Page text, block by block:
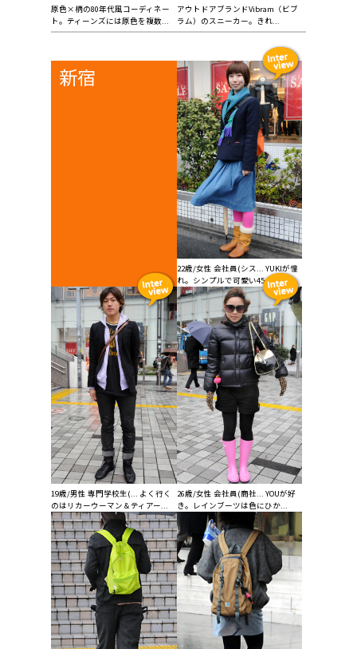
原色×柄の80年代風コーディネー
ト。ティーンズには原色を複数...
アウトドアブランドVibram（ビブ
ラム）のスニーカー。きれ...
新宿
22歳/女性 会社員(シス... YUKIが憧
れ。シンプルで可愛い45...
19歳/男性 専門学校生(... よく行く
のはリカーウーマン＆ティアー...
26歳/女性 会社員(商社... YOUが好
き。レインブーツは色にひか...